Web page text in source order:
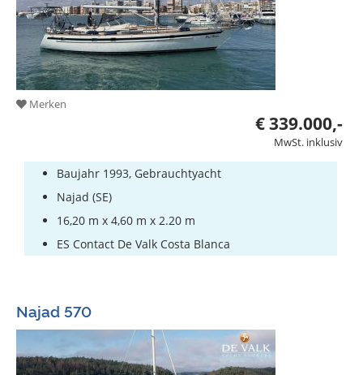
Merken
€ 339.000,-
MwSt. inklusiv
Baujahr 1993, Gebrauchtyacht
Najad (SE)
16,20 m x 4,60 m x 2.20 m
ES Contact De Valk Costa Blanca
Najad 570